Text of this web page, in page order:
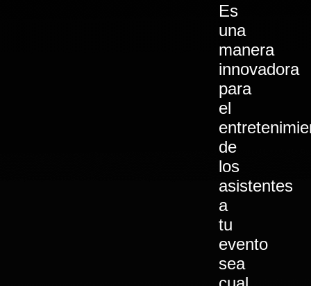
Es
una
manera
innovadora
para
el
de
los
asistentes
a
tu
evento
sea